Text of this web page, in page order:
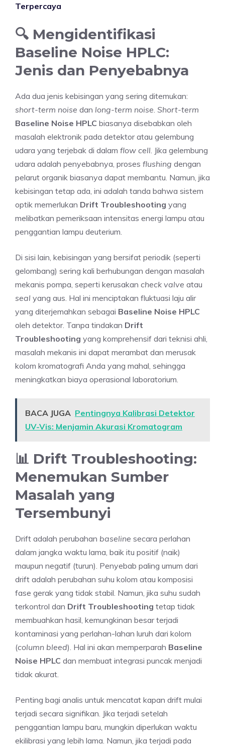
Terpercaya
🔍 Mengidentifikasi
Baseline Noise HPLC:
Jenis dan Penyebabnya
Ada dua jenis kebisingan yang sering ditemukan:
short-term noise dan long-term noise Short-term
Baseline Noise HPLC biasanya disebabkan oleh
masalah elektronik pada detektor atau gelembung
udara yang terjebak di dalam flow cell . Jika gelembung
udara adalah penyebabnya, proses flushing dengan
pelarut organik biasanya dapat membantu. Namun, jika
kebisingan tetap ada, ini adalah tanda bahwa sistem
optik memerlukan Drift Troubleshooting yang
melibatkan pemeriksaan intensitas energi lampu atau
penggantian lampu deuterium.
Di sisi lain, kebisingan yang bersifat periodik (seperti
gelombang) sering kali berhubungan dengan masalah
mekanis pompa, seperti kerusakan check valve atau
seal yang aus. Hal ini menciptakan fluktuasi laju alir
yang diterjemahkan sebagai Baseline Noise HPLC
oleh detektor. Tanpa tindakan Drift
Troubleshooting yang komprehensif dari teknisi ahli,
masalah mekanis ini dapat merambat dan merusak
kolom kromatografi Anda yang mahal, sehingga
meningkatkan biaya operasional laboratorium.
BACA JUGA Pentingnya Kalibrasi Detektor
UV-Vis: Menjamin Akurasi Kromatogram
📊 Drift Troubleshooting:
Menemukan Sumber
Masalah yang
Tersembunyi
Drift adalah perubahan baseline secara perlahan
dalam jangka waktu lama, baik itu positif (naik)
maupun negatif (turun). Penyebab paling umum dari
drift adalah perubahan suhu kolom atau komposisi
fase gerak yang tidak stabil. Namun, jika suhu sudah
terkontrol dan Drift Troubleshooting tetap tidak
membuahkan hasil, kemungkinan besar terjadi
kontaminasi yang perlahan-lahan luruh dari kolom
(column bleed). Hal ini akan memperparah Baseline
Noise HPLC dan membuat integrasi puncak menjadi
tidak akurat.
Penting bagi analis untuk mencatat kapan drift mulai
terjadi secara signifikan. Jika terjadi setelah
penggantian lampu baru, mungkin diperlukan waktu
ekilibrasi yang lebih lama. Namun, jika terjadi pada